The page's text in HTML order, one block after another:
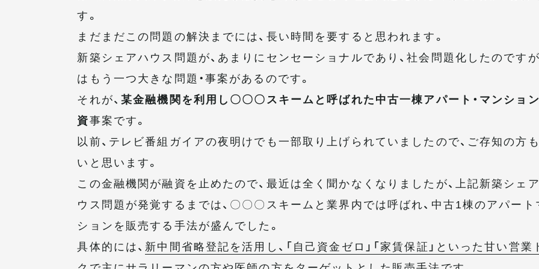
す。
まだまだこの問題の解決までには、長い時間を要すると思われます。
新築シェアハウス問題が、あまりにセンセーショナルであり、社会問題化したのですが
はもう一つ大きな問題・事案があるのです。
それが、某金融機関を利用し〇〇〇スキームと呼ばれた中古一棟アパート・マンショ
資事案です。
以前、テレビ番組ガイアの夜明けでも一部取り上げられていましたので、ご存知の方
いと思います。
この金融機関が融資を止めたので、最近は全く聞かなくなりましたが、上記新築シェ
ウス問題が発覚するまでは、〇〇〇スキームと業界内では呼ばれ、中古1棟のアパート
ションを販売する手法が盛んでした。
具体的には、 新中間省略登記を活用し、「自己資金ゼロ」「家賃保証」といった甘い営業